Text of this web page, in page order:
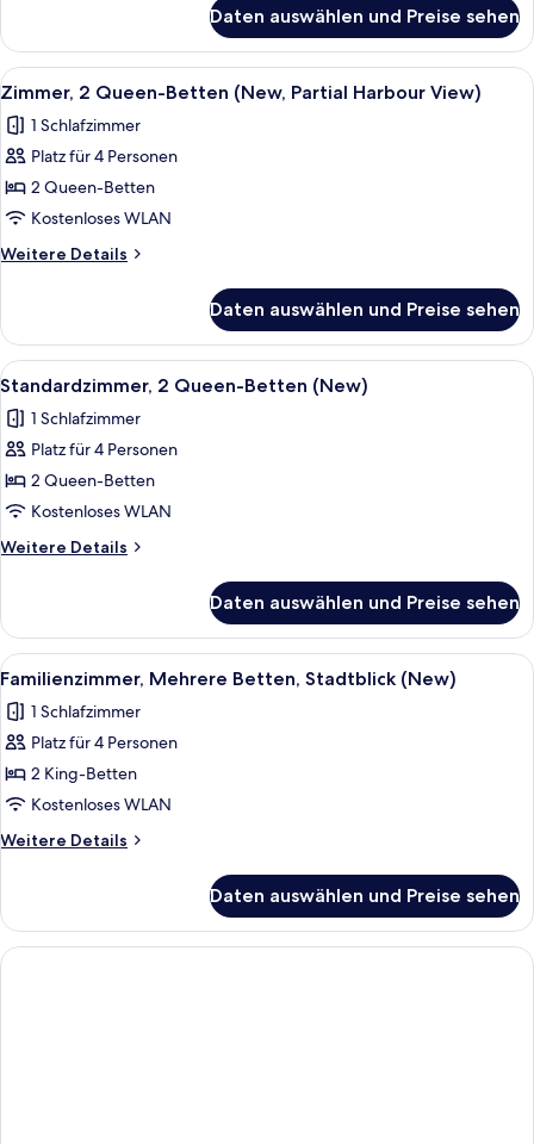
anzeigen
Zimmer,
2 Queen-
Betten,
(New)
Daten auswählen und Preise sehen
Alle
Fotos
für
Zimmer,
2 Queen-
Betten
(New,
Partial
View)
anzeigen
Zimmer, 2 Queen-Betten (New,
5
Zimmer, 2 Queen-Betten (New, Partial Harbour View)
1 Schlafzimmer
Platz für 4 Personen
2 Queen-Betten
Kostenloses WLAN
Weitere Details
Weitere
2 Queen-
Betten
(New,
Harbour
View)
Daten auswählen und Preise sehen
Alle
Fotos
für
Standardzimmer,
2 Queen-
Betten
(New)
anzeigen
Ein Flachbildfernseher an einer
3
Standardzimmer, 2 Queen-Betten (New)
1 Schlafzimmer
Platz für 4 Personen
2 Queen-Betten
Kostenloses WLAN
Weitere Details
Weitere
2 Queen-
Betten
(New)
Daten auswählen und Preise sehen
Alle
Fotos
für
Familienzimmer,
Mehrere
Betten,
Stadtblick
(New)
Ein Flachbildfernseher an einer
2
Familienzimmer, Mehrere Betten, Stadtblick (New)
1 Schlafzimmer
Platz für 4 Personen
2 King-Betten
Kostenloses WLAN
Weitere Details
Weitere
Mehrere
Betten,
Stadtblick
Daten auswählen und Preise sehen